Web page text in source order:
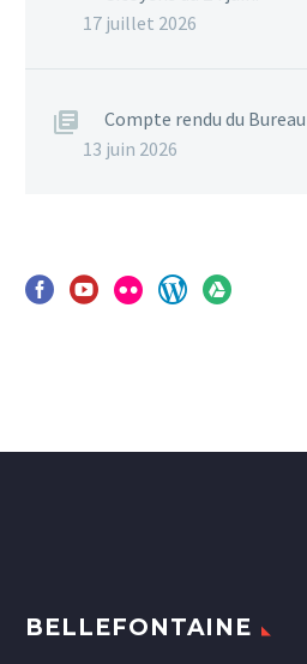
17 juillet 2026
Compte rendu du
13 juin 2026
BELLEFONTAINE